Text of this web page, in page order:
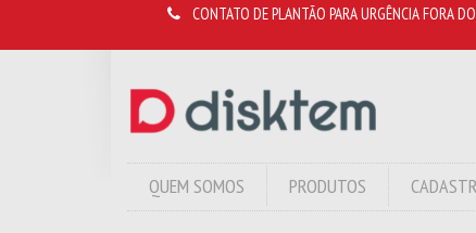
CONTATO DE PLANTÃO PARA URGÊNCIA FORA
QUEM SOMOS PRODUTOS